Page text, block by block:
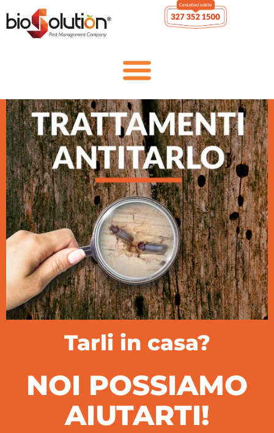
Tarli in casa?
NOI POSSIAMO
AIUTARTI!